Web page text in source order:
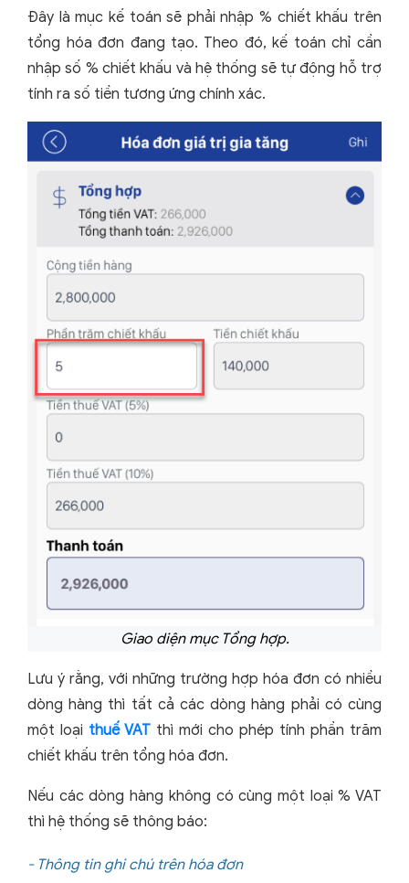
Đây là mục kế toán sẽ phải nhập % chiết khấu trên
tổng hóa đơn đang tạo. Theo đó, kế toán chỉ cần
nhập số % chiết khấu và hệ thống sẽ tự động hỗ trợ
tính ra số tiền tương ứng chính xác.
Giao diện mục Tổng hợp.
Lưu ý rằng, với những trường hợp hóa đơn có nhiều
dòng hàng thì tất cả các dòng hàng phải có cùng
một loại thuế VAT thì mới cho phép tính phần trăm
chiết khấu trên tổng hóa đơn.
Nếu các dòng hàng không có cùng một loại % VAT
thì hệ thống sẽ thông báo:
- Thông tin ghi chú trên hóa đơn